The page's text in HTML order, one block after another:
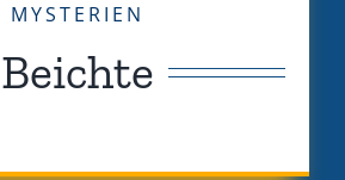
MYSTERIEN
Beichte